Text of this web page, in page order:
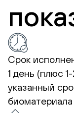
Срок
1 день (плюс
указанный
биоматериала